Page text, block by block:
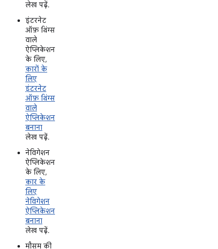
लेख पढ़ें.
इंटरनेट
ऑफ़ थिंग्स
वाले
ऐप्लिकेशन
के लिए,
कारों के
लिए
इंटरनेट
ऑफ़ थिंग्स
वाले
ऐप्लिकेशन
बनाना
लेख पढ़ें.
नेविगेशन
ऐप्लिकेशन
के लिए,
कार के
लिए
नेविगेशन
ऐप्लिकेशन
बनाना
लेख पढ़ें.
मौसम की